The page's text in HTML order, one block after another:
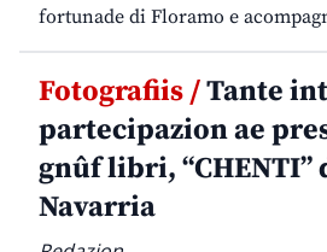
fortunade di Floramo e
Fotografiis /Tante
partecipazion ae
gnûf libri, “CHENTI”
Navarria